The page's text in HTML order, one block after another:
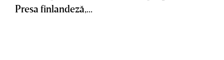
Presa finlandeză,...